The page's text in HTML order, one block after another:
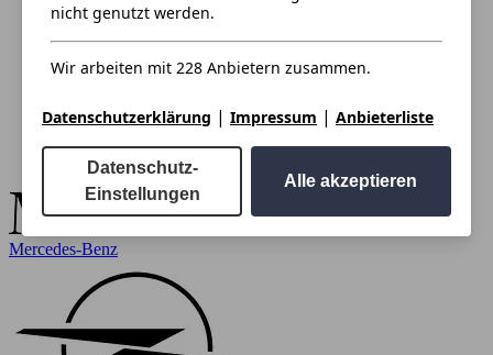
Mercedes-Benz
nicht genutzt werden.
Wir arbeiten mit 228 Anbietern zusammen.
Datenschutzerklärung | Impressum | Anbieterliste
Datenschutz-
Einstellungen
Alle akzeptieren